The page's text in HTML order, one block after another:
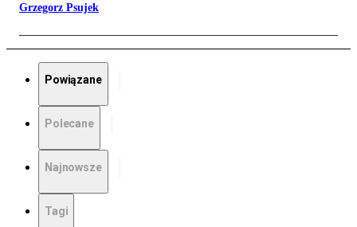
Grzegorz Psujek
Powiązane
Polecane
Najnowsze
Tagi